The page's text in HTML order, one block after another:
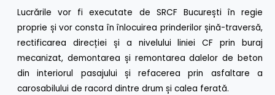
Lucrările vor fi executate de SRCF București în regie
proprie și vor consta în înlocuirea prinderilor șină-traversă,
rectificarea direcției și a nivelului liniei CF prin buraj
mecanizat, demontarea și remontarea dalelor de beton
din interiorul pasajului și refacerea prin asfaltare a
carosabilului de racord dintre drum și calea ferată.